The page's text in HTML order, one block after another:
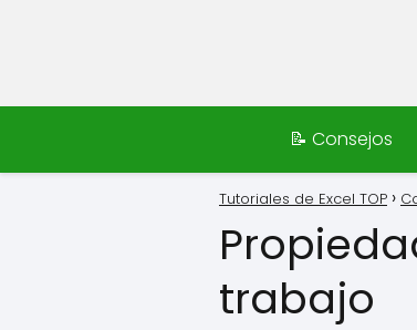
📝 Consejos
Tutoriales de Excel TOP
trabajo